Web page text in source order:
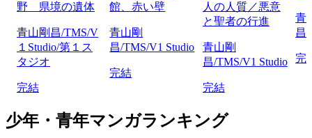
野 県境の遺体
青山剛昌/TMS/V
１Studio/第１ス
タジオ
完結
館、赤い壁
青山剛
昌/TMS/V1 Studio
完結
人の人質／悪意
と聖者の行進
青山剛
昌/TMS/V1 Studio
完結
青
昌
完
少年・青年マンガランキング